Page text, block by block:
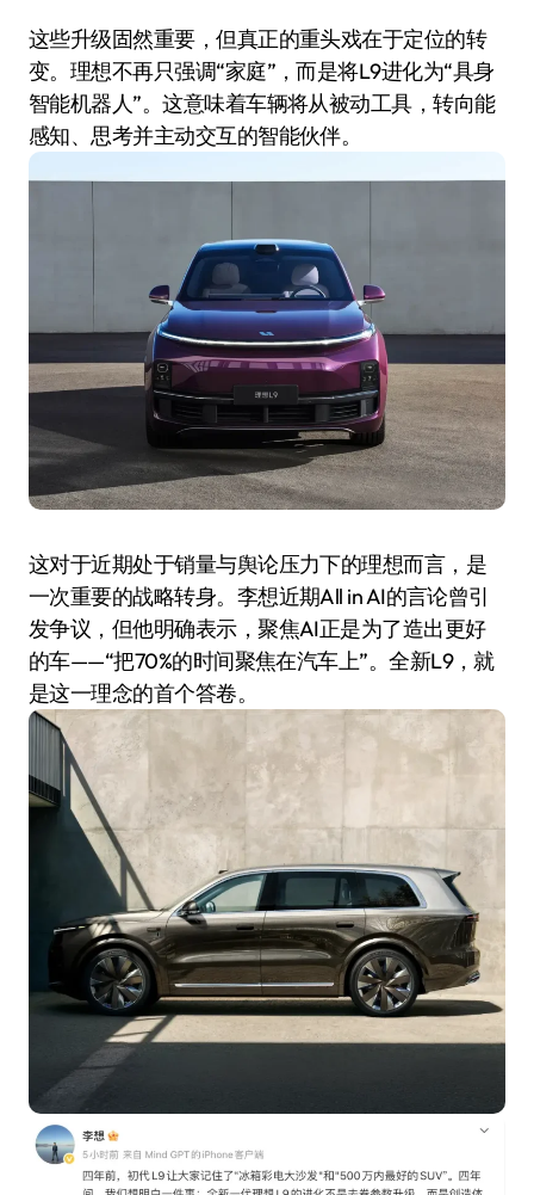
这些升级固然重要，但真正的重头戏在于定位的转
变。理想不再只强调“家庭”，而是将L9进化为“具身
智能机器人”。这意味着车辆将从被动工具，转向能
感知、思考并主动交互的智能伙伴。
这对于近期处于销量与舆论压力下的理想而言，是
一次重要的战略转身。李想近期All in AI的言论曾引
发争议，但他明确表示，聚焦AI正是为了造出更好
的车——“把70%的时间聚焦在汽车上”。全新L9，就
是这一理念的首个答卷。